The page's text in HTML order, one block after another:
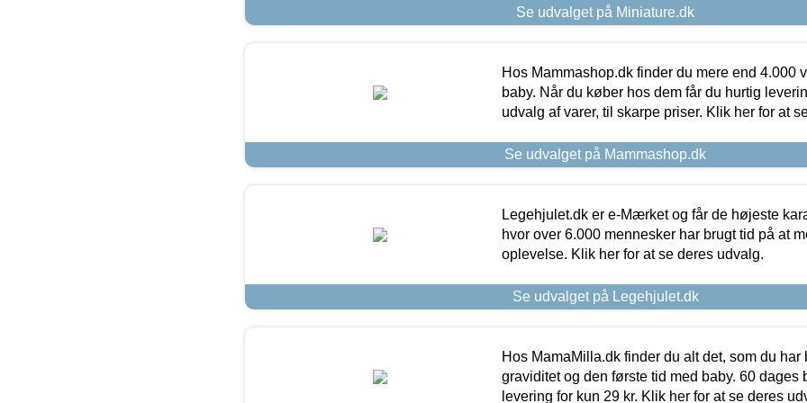
Se udvalget på Miniature.dk
Hos Mammashop.dk finder du mere end 4.000
baby. Når du køber hos dem får du hurtig
udvalg af varer, til skarpe priser. Klik her for at
Se udvalget på Mammashop.dk
Legehjulet.dk er e-Mærket og får de højeste
hvor over 6.000 mennesker har brugt tid på at
oplevelse. Klik her for at se deres udvalg.
Se udvalget på Legehjulet.dk
Hos MamaMilla.dk finder du alt det, som du har
graviditet og den første tid med baby. 60 dages
levering for kun 29 kr. Klik her for at se deres